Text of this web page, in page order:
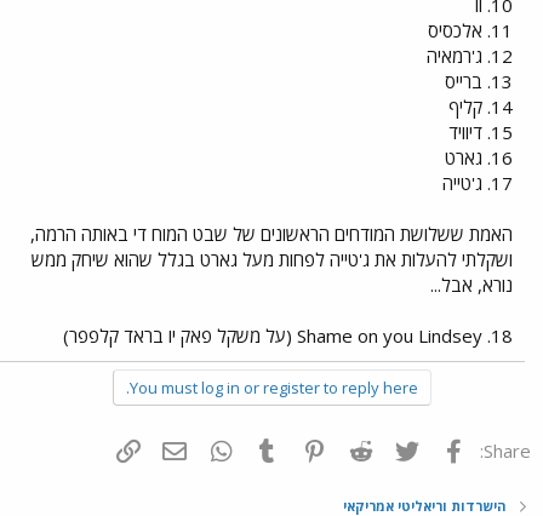
10. וו
11. אלכסיס
12. ג'רמאיה
13. ברייס
14. קליף
15. דיוויד
16. גארט
17. ג'טייה
האמת ששלושת המודחים הראשונים של שבט המוח די באותה הרמה,
ושקלתי להעלות את ג'טייה לפחות מעל גארט בגלל שהוא שיחק ממש
נורא, אבל...
18. Shame on you Lindsey (על משקל פאק יו בראד קלפפר)
You must log in or register to reply here.
Share: פייסבוק Twitter
Reddit
Pinterest
Tumblr
WhatsAppדואר אלקטרוני
הישרדות וריאליטי אמריקאי